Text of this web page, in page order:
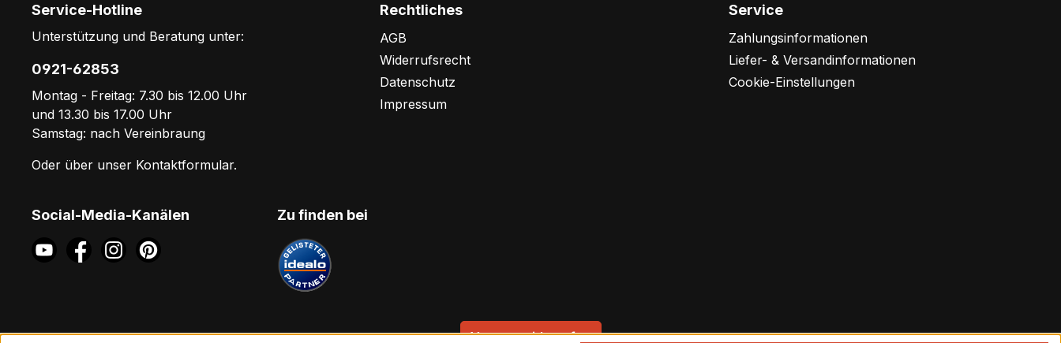
Service-Hotline
Unterstützung und Beratung unter:
0921-62853
Montag - Freitag: 7.30 bis 12.00 Uhr
und 13.30 bis 17.00 Uhr
Samstag: nach Vereinbraung
Oder über unser Kontaktformular.
Rechtliches
AGB
Widerrufsrecht
Datenschutz
Impressum
Service
Zahlungsinformationen
Liefer- & Versandinformationen
Cookie-Einstellungen
Social-Media-Kanälen Zu finden bei
Vertrag widerrufen